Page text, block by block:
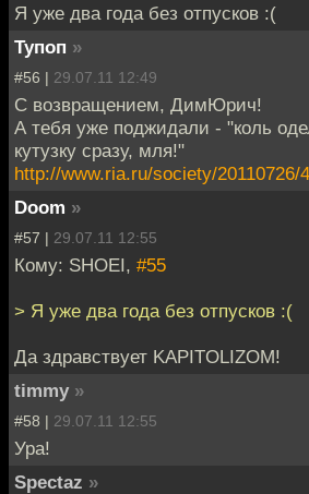
Я уже два года без отпусков :(
Тупоп »
#56 | 29.07.11 12:49
С возвращением, ДимЮрич!
А тебя уже поджидали - "коль
кутузку сразу, мля!"
http://www.ria.ru/society/20110726/
Doom »
#57 | 29.07.11 12:55
Кому: SHOEI, #55
> Я уже два года без отпусков :(
Да здравствует KAPITOLIZOM!
timmy »
#58 | 29.07.11 12:55
Ура!
Spectaz »